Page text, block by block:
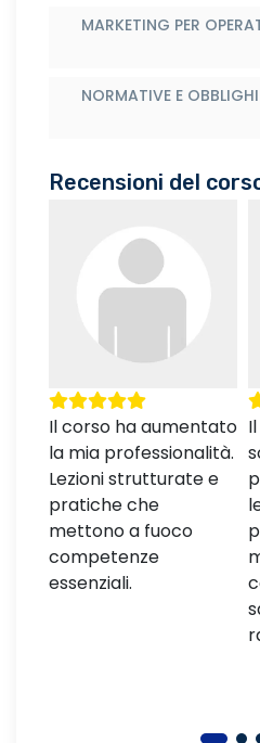
MARKETING PER
NORMATIVE E OBBLIGHI
Recensioni del
Il corso ha aumentato
la mia professionalità.
Lezioni strutturate e
pratiche che
mettono a fuoco
competenze
essenziali.